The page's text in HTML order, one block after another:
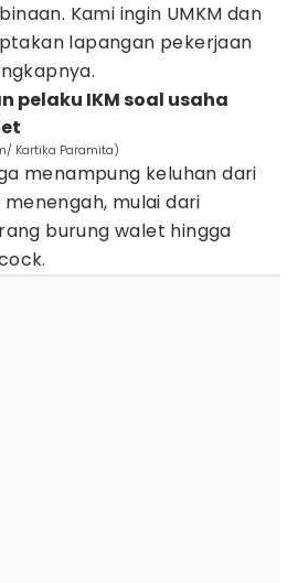
Kami ingin UMKM dan
lapangan pekerjaan
pelaku IKM soal usaha
Kartika Paramita)
menampung keluhan dari
mulai dari
burung walet hingga